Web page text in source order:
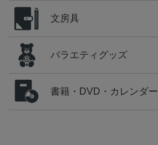
文房具
バラエティグッズ
書籍・DVD・カレンダー